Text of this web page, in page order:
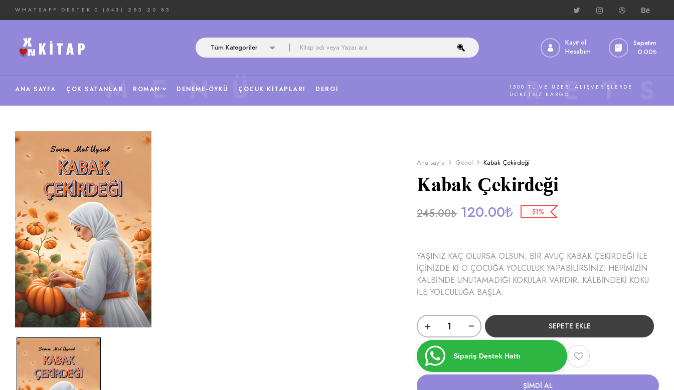
WHATSAPP DESTEK 0 (543) 283 20 83
Tüm Kategoriler
Kayıt ol
Hesabım
Sepetim
0.00₺
ANA SAYFA ÇOK SATANLAR ROMAN DENEME-ÖYKÜ ÇOCUK KITAPLARI DERGI
MENÜ
1500 TL VE ÜZERI ALIŞVERIŞLERDE
ÜCRETSIZ KARGO
Ana sayfa Genel Kabak Çekirdeği
Kabak Çekirdeği
245.00₺ 120.00₺ -51%
YAŞINIZ KAÇ OLURSA OLSUN, BİR AVUÇ KABAK ÇEKİRDEĞİ İLE
İÇİNİZDE Kİ O ÇOCUĞA YOLCULUK YAPABİLİRSİNİZ. HEPİMİZİN
KALBİNDE UNUTAMADIĞI KOKULAR VARDIR. KALBİNDEKİ KOKU
İLE YOLCULUĞA BAŞLA.
SEPETE EKLE
Sipariş Destek Hattı
ŞIMDI AL